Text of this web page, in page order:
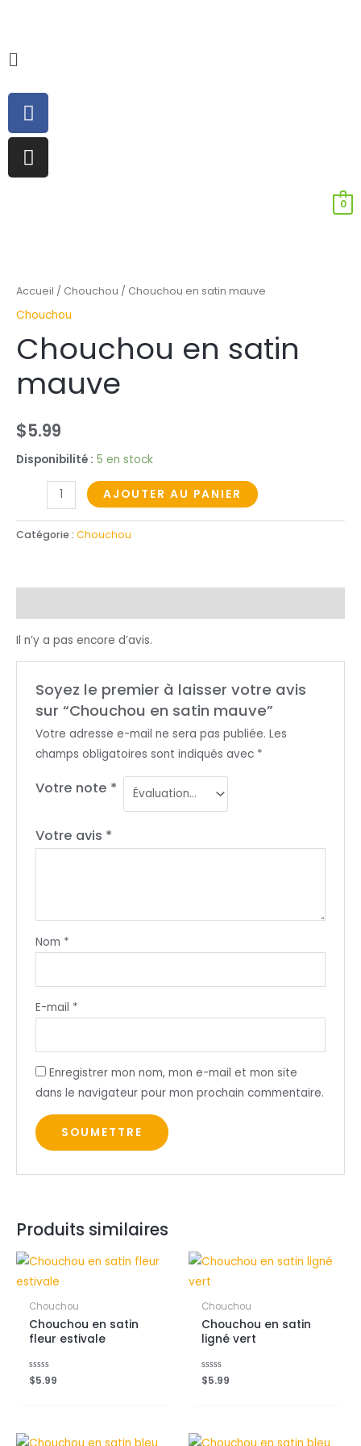
contenu
Main
MenuFacebook
Instagram
0
Accueil / Chouchou / Chouchou en satin mauve
Chouchou
Chouchou en satin
mauve
$5.99
Disponibilité : 5 en stock
Chouchou
en
mauve
AJOUTER AU PANIER
Catégorie : Chouchou
Il n’y a pas encore d’avis.
Soyez le premier à laisser votre avis
sur “Chouchou en satin mauve”
Votre adresse e-mail ne sera pas publiée. Les
champs obligatoires sont indiqués avec *
Votre note *
Votre avis *
Nom *
E-mail *
Enregistrer mon nom, mon e-mail et mon site
dans le navigateur pour mon prochain commentaire.
Produits similaires
Chouchou
Chouchou en satin
fleur estivale
Note
0
$5.99
Chouchou
Chouchou en satin
ligné vert
Note
0
$5.99